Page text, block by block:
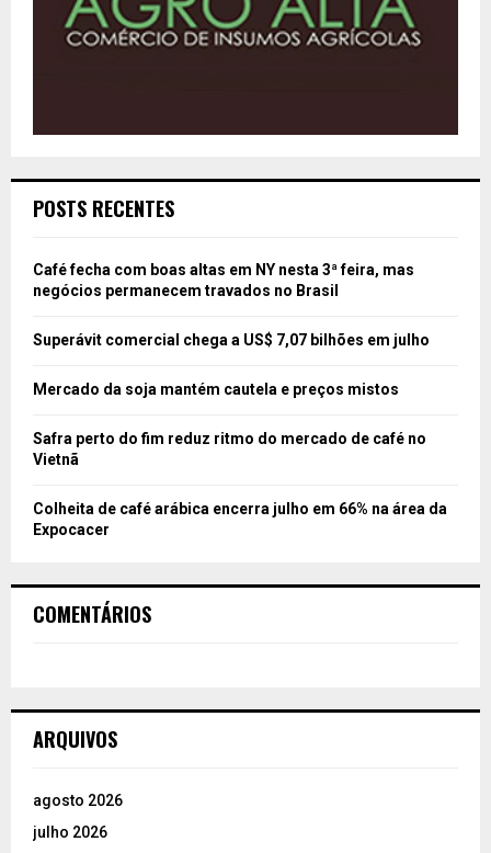
POSTS RECENTES
Café fecha com boas altas em NY nesta 3ª feira, mas
negócios permanecem travados no Brasil
Superávit comercial chega a US$ 7,07 bilhões em julho
Mercado da soja mantém cautela e preços mistos
Safra perto do fim reduz ritmo do mercado de café no
Vietnã
Colheita de café arábica encerra julho em 66% na área da
Expocacer
COMENTÁRIOS
ARQUIVOS
agosto 2026
julho 2026